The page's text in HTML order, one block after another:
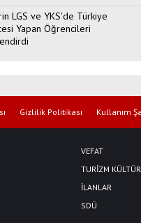
LGS ve YKS'de Türkiye
Yapan Öğrencileri
Gizlilik Politikası Kullanım
VEFAT
TURİZM
İLANLAR
SDÜ